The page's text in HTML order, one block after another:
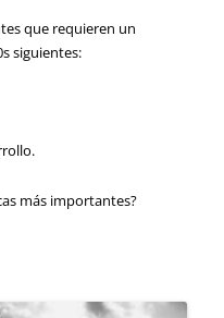
que requieren un
siguientes:
más importantes?